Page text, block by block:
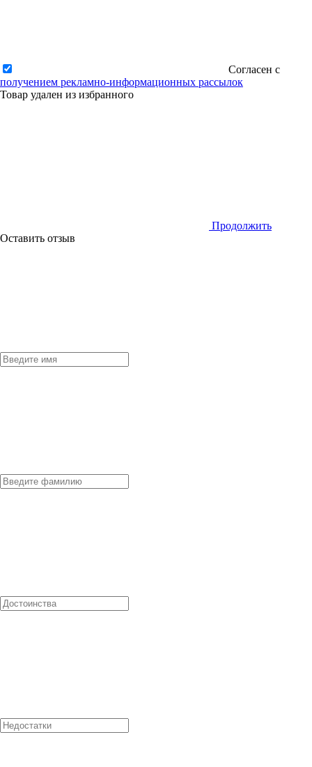
Согласен с
получением рекламно-информационных рассылок
Товар удален из избранного
Продолжить
Оставить отзыв